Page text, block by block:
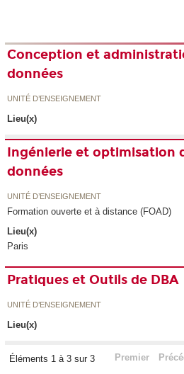
Conception et
données
UNITÉ D’ENSEIGNEMENT
Lieu(x)
Ingénierie et optimisation
données
UNITÉ D’ENSEIGNEMENT
Formation ouverte et à distance (FOAD)
Lieu(x)
Paris
Pratiques et Outils de DBA
UNITÉ D’ENSEIGNEMENT
Lieu(x)
Éléments 1 à 3 sur 3 Premier